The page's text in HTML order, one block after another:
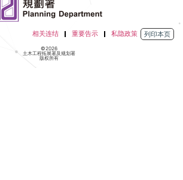
相关连结 重要告示 私隐政策 列印本页
©2026
土木工程拓展署及规划署
版权所有